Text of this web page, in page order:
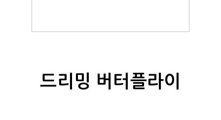
드리밍 버터플라이